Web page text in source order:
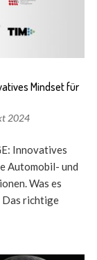
Mindset für
2024
Innovatives
Automobil- und
Was es
Das richtige